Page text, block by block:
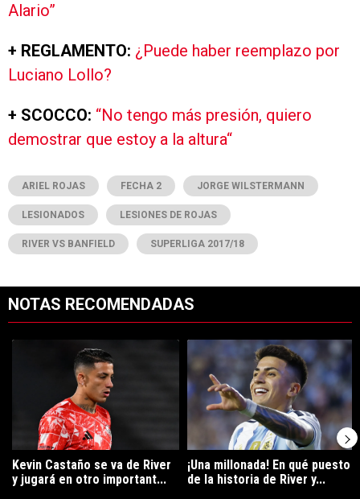
Alario”
+ REGLAMENTO: ¿Puede haber reemplazo por
Luciano Lollo?
+ SCOCCO: “No tengo más presión, quiero
demostrar que estoy a la altura“
ARIEL ROJAS FECHA 2 JORGE WILSTERMANN
LESIONADOS LESIONES DE ROJAS
RIVER VS BANFIELD SUPERLIGA 2017/18
NOTAS RECOMENDADAS
Un artículo de tendencia con el título "Kevin Castaño se va de
Kevin Castaño se va de River
y jugará en otro important...
Un artículo de tendencia con el
¡Una millonada! En qué puesto
de la historia de River y...